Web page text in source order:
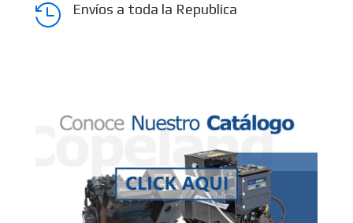
 Envíos a toda la Republica